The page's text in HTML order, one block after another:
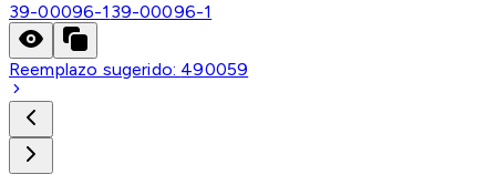
39-00096-1 39-00096-1
Reemplazo sugerido: 490059